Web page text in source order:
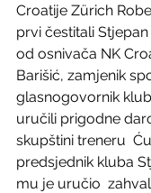
Croatije Zürich
prvi čestitali
od osnivača NK
Barišić, zamjenik
glasnogovornik
uručili prigodne
skupštini treneru
predsjednik kluba
mu je uručio